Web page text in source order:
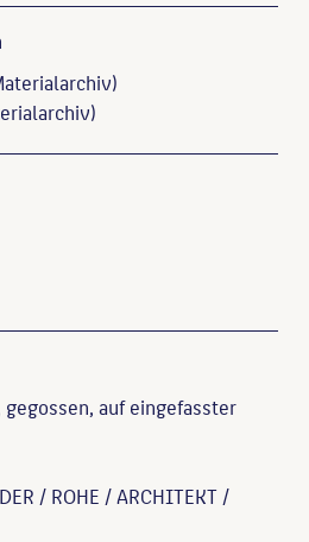
auf eingefasster
/ ROHE / ARCHITEKT /